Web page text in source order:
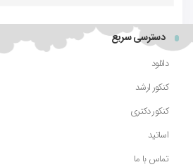
دسترسی سریع
دانلود
کنکور ارشد
کنکور دکتری
اساتید
تماس با ما